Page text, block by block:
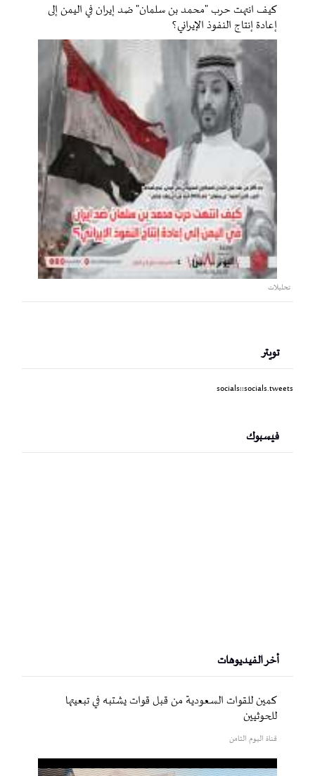
كيف انتهت حرب "محمد بن سلمان" ضد إيران في اليمن إلى
إعادة إنتاج النفوذ الإيراني؟
تحليلات
تويتر
socials::socials.tweets
فيسبوك
أخر الفيديوهات
كمين للقوات السعودية من قبل قوات يشتبه في تبعيتها
للحوثيين
قناة اليوم الثامن